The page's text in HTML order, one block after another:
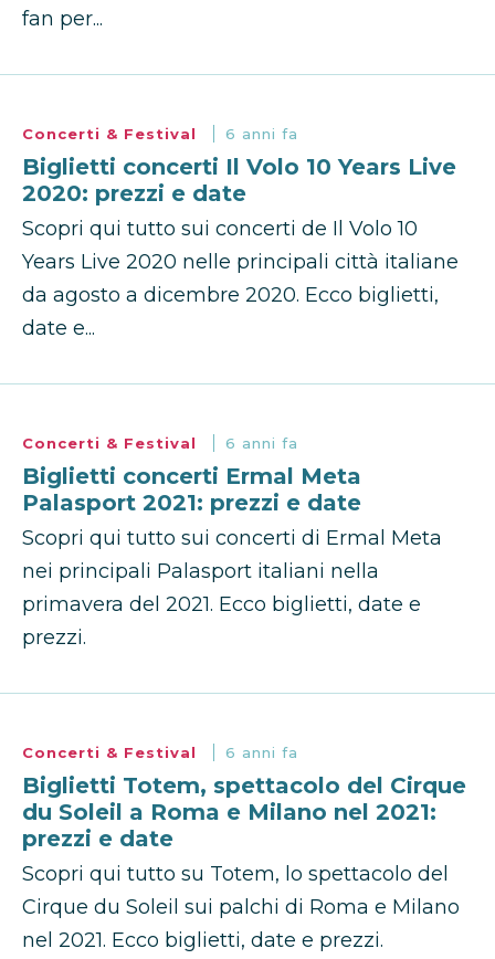
fan per...
Concerti & Festival 6 anni fa
Biglietti concerti Il Volo 10 Years Live
2020: prezzi e date
Scopri qui tutto sui concerti de Il Volo 10
Years Live 2020 nelle principali città italiane
da agosto a dicembre 2020. Ecco biglietti,
date e...
Concerti & Festival 6 anni fa
Biglietti concerti Ermal Meta
Palasport 2021: prezzi e date
Scopri qui tutto sui concerti di Ermal Meta
nei principali Palasport italiani nella
primavera del 2021. Ecco biglietti, date e
prezzi.
Concerti & Festival 6 anni fa
Biglietti Totem, spettacolo del Cirque
du Soleil a Roma e Milano nel 2021:
prezzi e date
Scopri qui tutto su Totem, lo spettacolo del
Cirque du Soleil sui palchi di Roma e Milano
nel 2021. Ecco biglietti, date e prezzi.